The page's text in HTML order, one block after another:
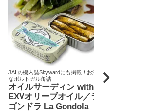
JALの機内誌Skywardにも掲載！お洒落
なポルトガル缶詰
オイルサーディン with
EXVオリーブオイル／ラ
ゴンドラ La Gondola